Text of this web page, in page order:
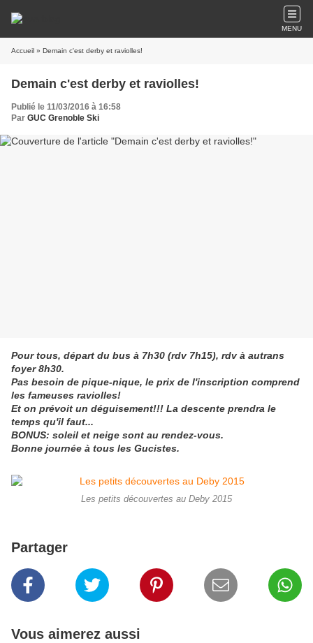
MENU
Accueil » Demain c'est derby et raviolles!
Demain c'est derby et raviolles!
Publié le 11/03/2016 à 16:58
Par GUC Grenoble Ski
Pour tous, départ du bus à 7h30 (rdv 7h15), rdv à autrans
foyer 8h30.
Pas besoin de pique-nique, le prix de l'inscription comprend
les fameuses raviolles!
Et on prévoit un déguisement!!! La descente prendra le
temps qu'il faut...
BONUS: soleil et neige sont au rendez-vous.
Bonne journée à tous les Gucistes.
Les petits découvertes au Deby 2015
Partager
Vous aimerez aussi